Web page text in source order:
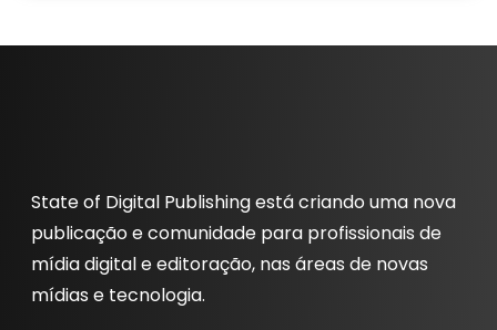
State of Digital Publishing está criando uma nova
publicação e comunidade para profissionais de
mídia digital e editoração, nas áreas de novas
mídias e tecnologia.